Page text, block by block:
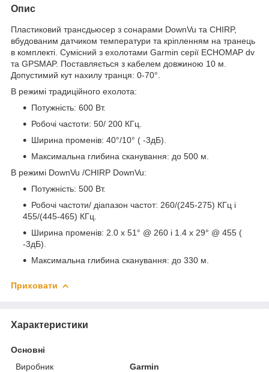
Опис
Пластиковий трансдьюсер з сонарами DownVu та CHIRP,
вбудованим датчиком температури та кріпленням на транець
в комплекті. Сумісний з ехолотами Garmin серії ECHOMAP dv
та GPSMAP. Поставляється з кабелем довжиною 10 м.
Допустимий кут нахилу транця: 0-70°.
В режимі традиційного ехолота:
Потужність: 600 Вт.
Робочі частоти: 50/ 200 КГц.
Ширина променів: 40°/10° ( -3дБ).
Максимальна глибина сканування: до 500 м.
В режимі DownVu /CHIRP DownVu:
Потужність: 500 Вт.
Робочі частоти/ діапазон частот: 260/(245-275) КГц і
455/(445-465) КГц.
Ширина променів: 2.0 x 51° @ 260 і 1.4 x 29° @ 455 (
-3дБ).
Максимальна глибина сканування: до 330 м.
Приховати
Характеристики
Основні
Виробник
Garmin